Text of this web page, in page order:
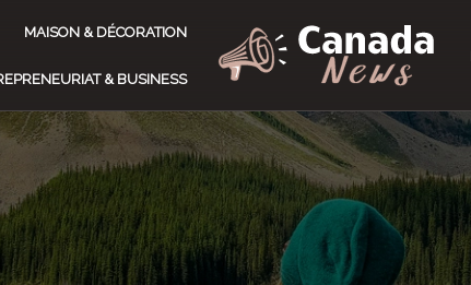
MAISON & DÉCORATION
& BUSINESS